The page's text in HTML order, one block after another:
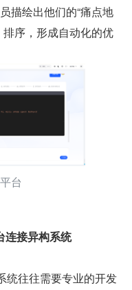
描绘出他们的“痛点地
序，形成自动化的优
台
连接异构系统